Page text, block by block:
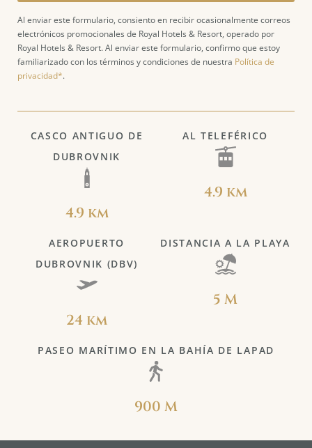
Al enviar este formulario, consiento en recibir ocasionalmente correos
electrónicos promocionales de Royal Hotels & Resort, operado por
Royal Hotels & Resort. Al enviar este formulario, confirmo que estoy
familiarizado con los términos y condiciones de nuestra Política de
privacidad*.
CASCO ANTIGUO DE
DUBROVNIK
4.9 km
AL TELEFÉRICO
4.9 km
AEROPUERTO
DUBROVNIK (DBV)
24 km
DISTANCIA A LA PLAYA
5 M
PASEO MARÍTIMO EN LA BAHÍA DE LAPAD
900 M